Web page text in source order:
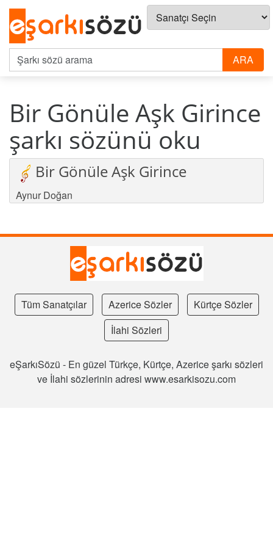
Bir Gönüle Aşk Girince
şarkı sözünü oku
Bir Gönüle Aşk Girince
Aynur Doğan
Tüm Sanatçılar Azerice Sözler
Kürtçe Sözler
İlahi Sözleri
eŞarkıSözü - En güzel Türkçe, Kürtçe, Azerice şarkı sözleri
ve İlahi sözlerinin adresi www.esarkisozu.com